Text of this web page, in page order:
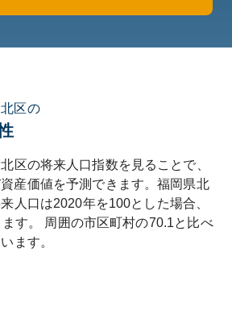
区の
区の将来人口指数を見ることで、
産価値を予測できます。福岡県北
人口は2020年を100とした場合、
す。 周囲の市区町村の70.1と比べ
ます。